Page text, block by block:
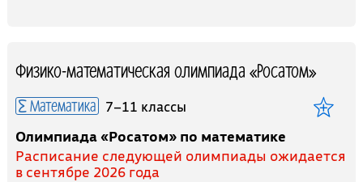
Физико-математическая олимпиада «Росатом»
Математика 7–11 классы
Олимпиада «Росатом» по математике
Расписание следующей олимпиады ожидается
в сентябре 2026 года